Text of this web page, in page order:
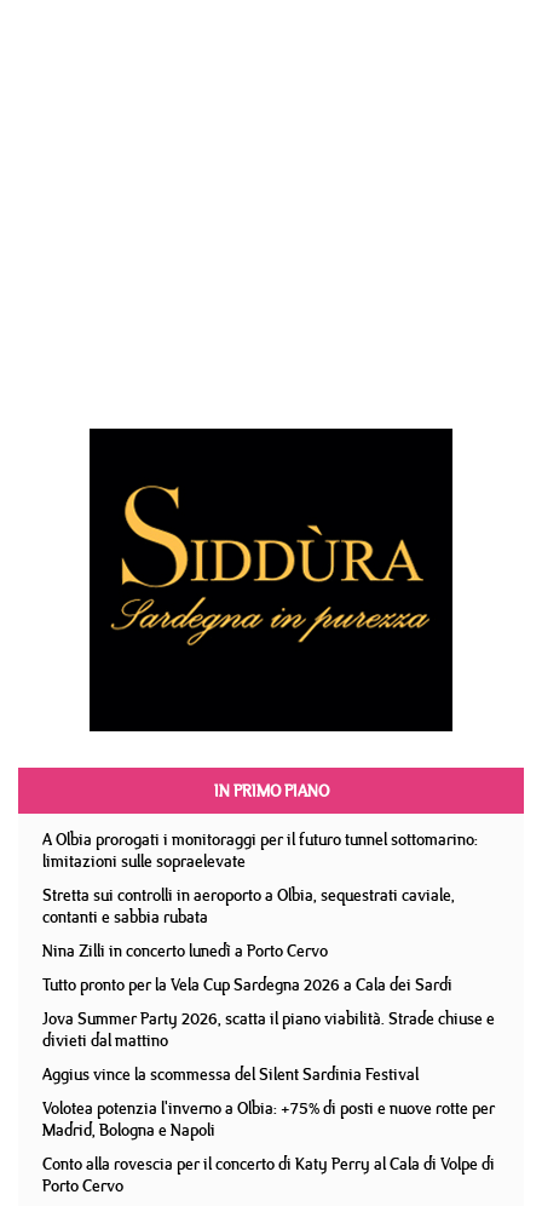
IN PRIMO PIANO
A Olbia prorogati i monitoraggi per il futuro tunnel sottomarino:
limitazioni sulle sopraelevate
Stretta sui controlli in aeroporto a Olbia, sequestrati caviale,
contanti e sabbia rubata
Nina Zilli in concerto lunedì a Porto Cervo
Tutto pronto per la Vela Cup Sardegna 2026 a Cala dei Sardi
Jova Summer Party 2026, scatta il piano viabilità. Strade chiuse e
divieti dal mattino
Aggius vince la scommessa del Silent Sardinia Festival
Volotea potenzia l'inverno a Olbia: +75% di posti e nuove rotte per
Madrid, Bologna e Napoli
Conto alla rovescia per il concerto di Katy Perry al Cala di Volpe di
Porto Cervo